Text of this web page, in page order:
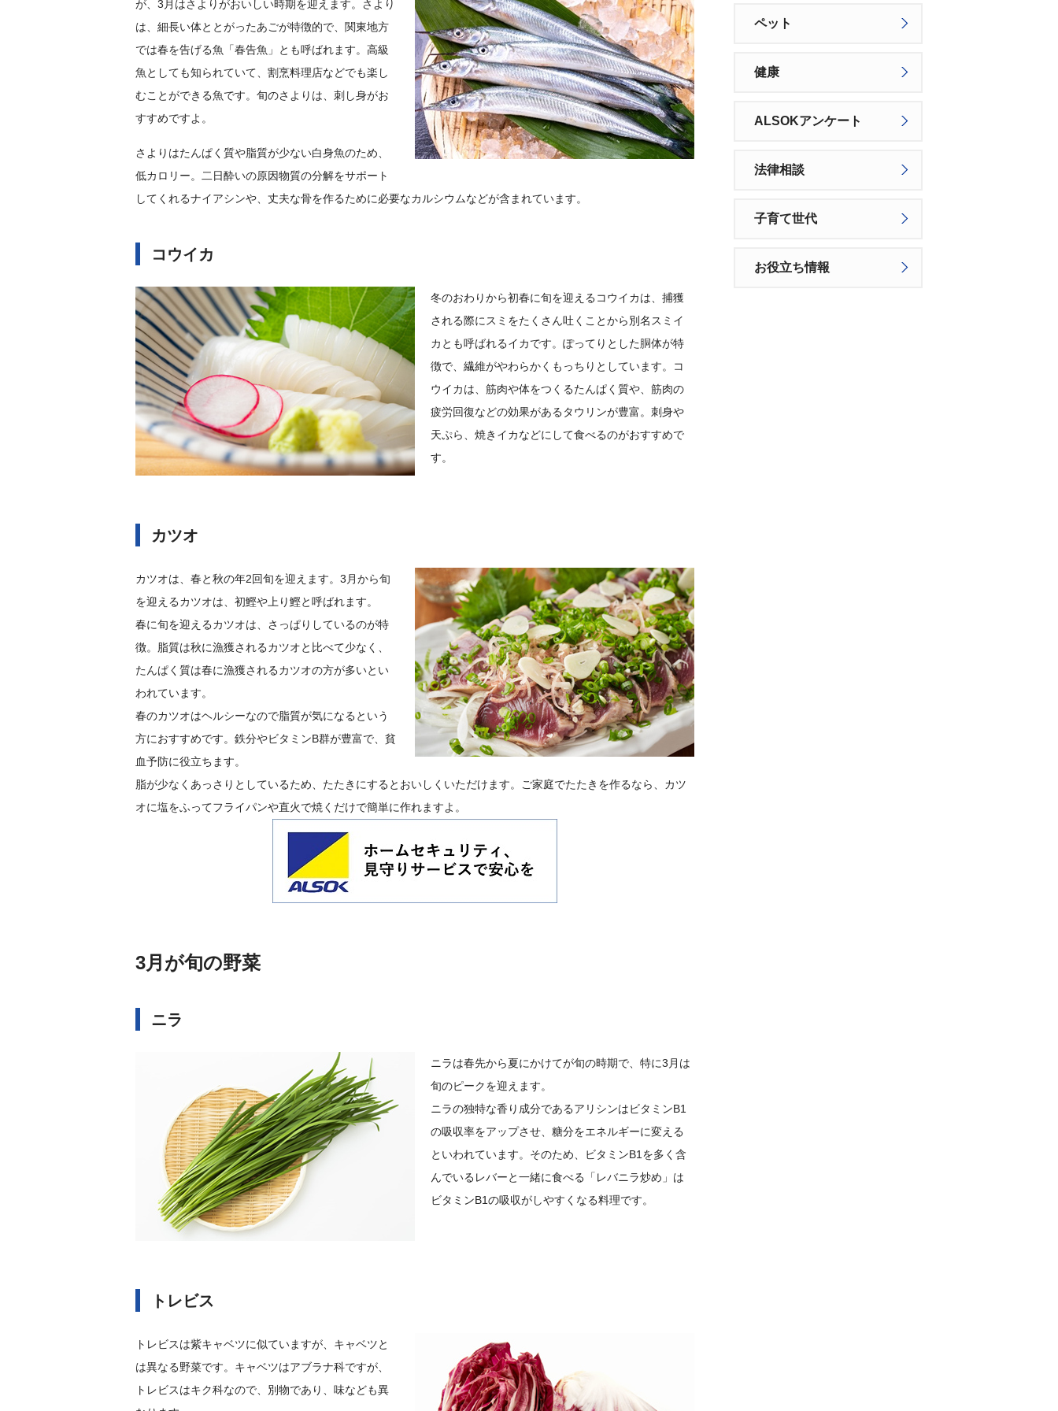
が、3月はさよりがおいしい時期を迎えます。さより
は、細長い体ととがったあごが特徴的で、関東地方
では春を告げる魚「春告魚」とも呼ばれます。高級
魚としても知られていて、割烹料理店などでも楽し
むことができる魚です。旬のさよりは、刺し身がお
すすめですよ。
さよりはたんぱく質や脂質が少ない白身魚のため、
低カロリー。二日酔いの原因物質の分解をサポート
してくれるナイアシンや、丈夫な骨を作るために必要なカルシウムなどが含まれています。
コウイカ
冬のおわりから初春に旬を迎えるコウイカは、捕獲
される際にスミをたくさん吐くことから別名スミイ
カとも呼ばれるイカです。ぽってりとした胴体が特
徴で、繊維がやわらかくもっちりとしています。コ
ウイカは、筋肉や体をつくるたんぱく質や、筋肉の
疲労回復などの効果があるタウリンが豊富。刺身や
天ぷら、焼きイカなどにして食べるのがおすすめで
す。
カツオ
カツオは、春と秋の年2回旬を迎えます。3月から旬
を迎えるカツオは、初鰹や上り鰹と呼ばれます。
春に旬を迎えるカツオは、さっぱりしているのが特
徴。脂質は秋に漁獲されるカツオと比べて少なく、
たんぱく質は春に漁獲されるカツオの方が多いとい
われています。
春のカツオはヘルシーなので脂質が気になるという
方におすすめです。鉄分やビタミンB群が豊富で、貧
血予防に役立ちます。
脂が少なくあっさりとしているため、たたきにするとおいしくいただけます。ご家庭でたたきを作るなら、カツ
オに塩をふってフライパンや直火で焼くだけで簡単に作れますよ。
3月が旬の野菜
ニラ
ニラは春先から夏にかけてが旬の時期で、特に3月は
旬のピークを迎えます。
ニラの独特な香り成分であるアリシンはビタミンB1
の吸収率をアップさせ、糖分をエネルギーに変える
といわれています。そのため、ビタミンB1を多く含
んでいるレバーと一緒に食べる「レバニラ炒め」は
ビタミンB1の吸収がしやすくなる料理です。
トレビス
トレビスは紫キャベツに似ていますが、キャベツと
は異なる野菜です。キャベツはアブラナ科ですが、
トレビスはキク科なので、別物であり、味なども異
ペット
健康
ALSOKアンケート
法律相談
子育て世代
お役立ち情報